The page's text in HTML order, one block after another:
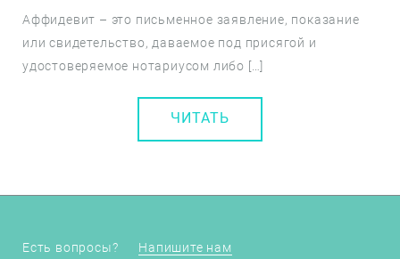
Аффидевит – это письменное заявление, показание
или свидетельство, даваемое под присягой и
удостоверяемое нотариусом либо […]
ЧИТАТЬ
Есть вопросы? Напишите нам